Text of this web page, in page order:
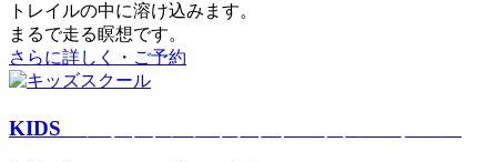
トレイルの中に溶け込みます。
まるで⾛る瞑想です。
さらに詳しく・ご予約
KIDS